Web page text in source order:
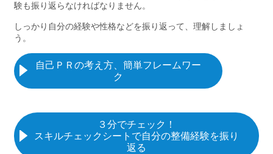
験も振り返らなければなりません。
しっかり自分の経験や性格などを振り返って、理解しましょ
う。
自己ＰＲの考え方、簡単フレームワー
ク
３分でチェック！
スキルチェックシートで自分の整備経験を振り
返る